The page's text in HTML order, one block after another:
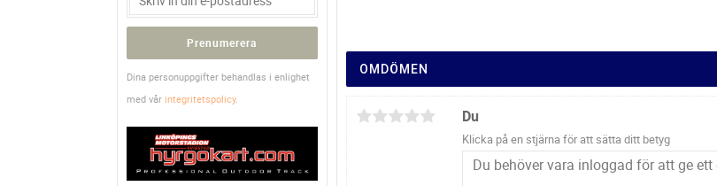
OMDÖMEN
Du
Klicka på en stjärna för att sätta ditt betyg
Prenumerera
Dina personuppgifter behandlas i enlighet
med vår integritetspolicy.